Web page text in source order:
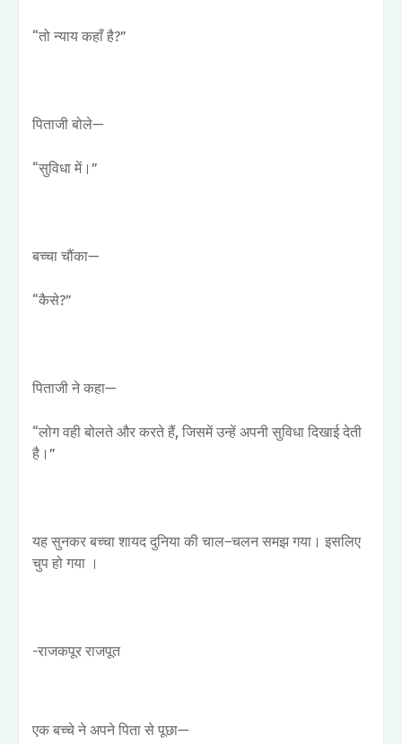
“तो न्याय कहाँ है?”
पिताजी बोले—
“सुविधा में।”
बच्चा चौंका—
“कैसे?”
पिताजी ने कहा—
“लोग वही बोलते और करते हैं, जिसमें उन्हें अपनी सुविधा दिखाई देती
है।”
यह सुनकर बच्चा शायद दुनिया की चाल–चलन समझ गया। इसलिए
चुप हो गया ।
-राजकपूर राजपूत
एक बच्चे ने अपने पिता से पूछा—